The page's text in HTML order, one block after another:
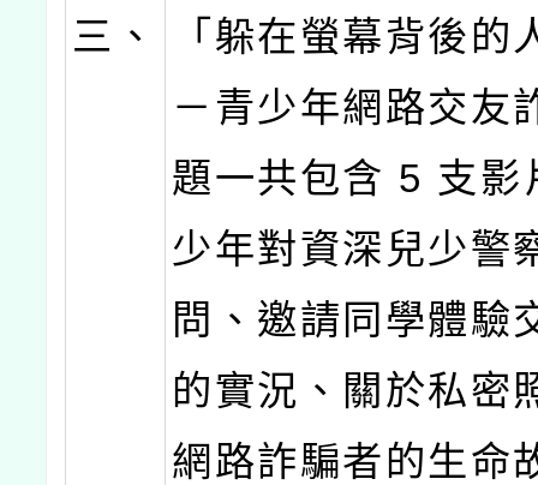
三、
「躲在螢幕背後的
－青少年網路交友
題一共包含 5 支影
少年對資深兒少警
問、邀請同學體驗
的實況、關於私密
網路詐騙者的生命